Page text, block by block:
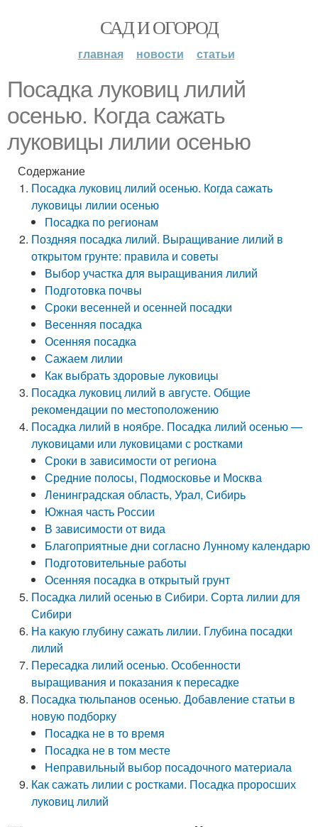
САД И ОГОРОД
главная новости статьи
Посадка луковиц лилий
осенью. Когда сажать
луковицы лилии осенью
Содержание
Посадка луковиц лилий осенью. Когда сажать
луковицы лилии осенью
Посадка по регионам
Поздняя посадка лилий. Выращивание лилий в
открытом грунте: правила и советы
Выбор участка для выращивания лилий
Подготовка почвы
Сроки весенней и осенней посадки
Весенняя посадка
Осенняя посадка
Сажаем лилии
Как выбрать здоровые луковицы
Посадка луковиц лилий в августе. Общие
рекомендации по местоположению
Посадка лилий в ноябре. Посадка лилий осенью —
луковицами или луковицами с ростками
Сроки в зависимости от региона
Средние полосы, Подмосковье и Москва
Ленинградская область, Урал, Сибирь
Южная часть России
В зависимости от вида
Благоприятные дни согласно Лунному календарю
Подготовительные работы
Осенняя посадка в открытый грунт
Посадка лилий осенью в Сибири. Сорта лилии для
Сибири
На какую глубину сажать лилии. Глубина посадки
лилий
Пересадка лилий осенью. Особенности
выращивания и показания к пересадке
Посадка тюльпанов осенью. Добавление статьи в
новую подборку
Посадка не в то время
Посадка не в том месте
Неправильный выбор посадочного материала
Как сажать лилии с ростками. Посадка проросших
луковиц лилий